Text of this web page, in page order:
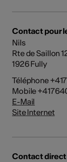
Contact pour
Nils
Rte de Saillon
1926 Fully
Téléphone
Mobile
E-Mail
Site Internet
Contact direct